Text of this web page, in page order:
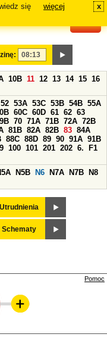
się
więcej x
10B 11 12 13 14 15 16
52 53A 53C 53B 54B 55A
60C 60D 61 62 63
70 71A 71B 72A 72B
81B 82A 82B 83 84A
88C 88D 89 90 91A 91B
100 101 201 202 6.
F1
N5B N6 N7A N7B
N8
Utrudnienia
Schematy
Pomoc